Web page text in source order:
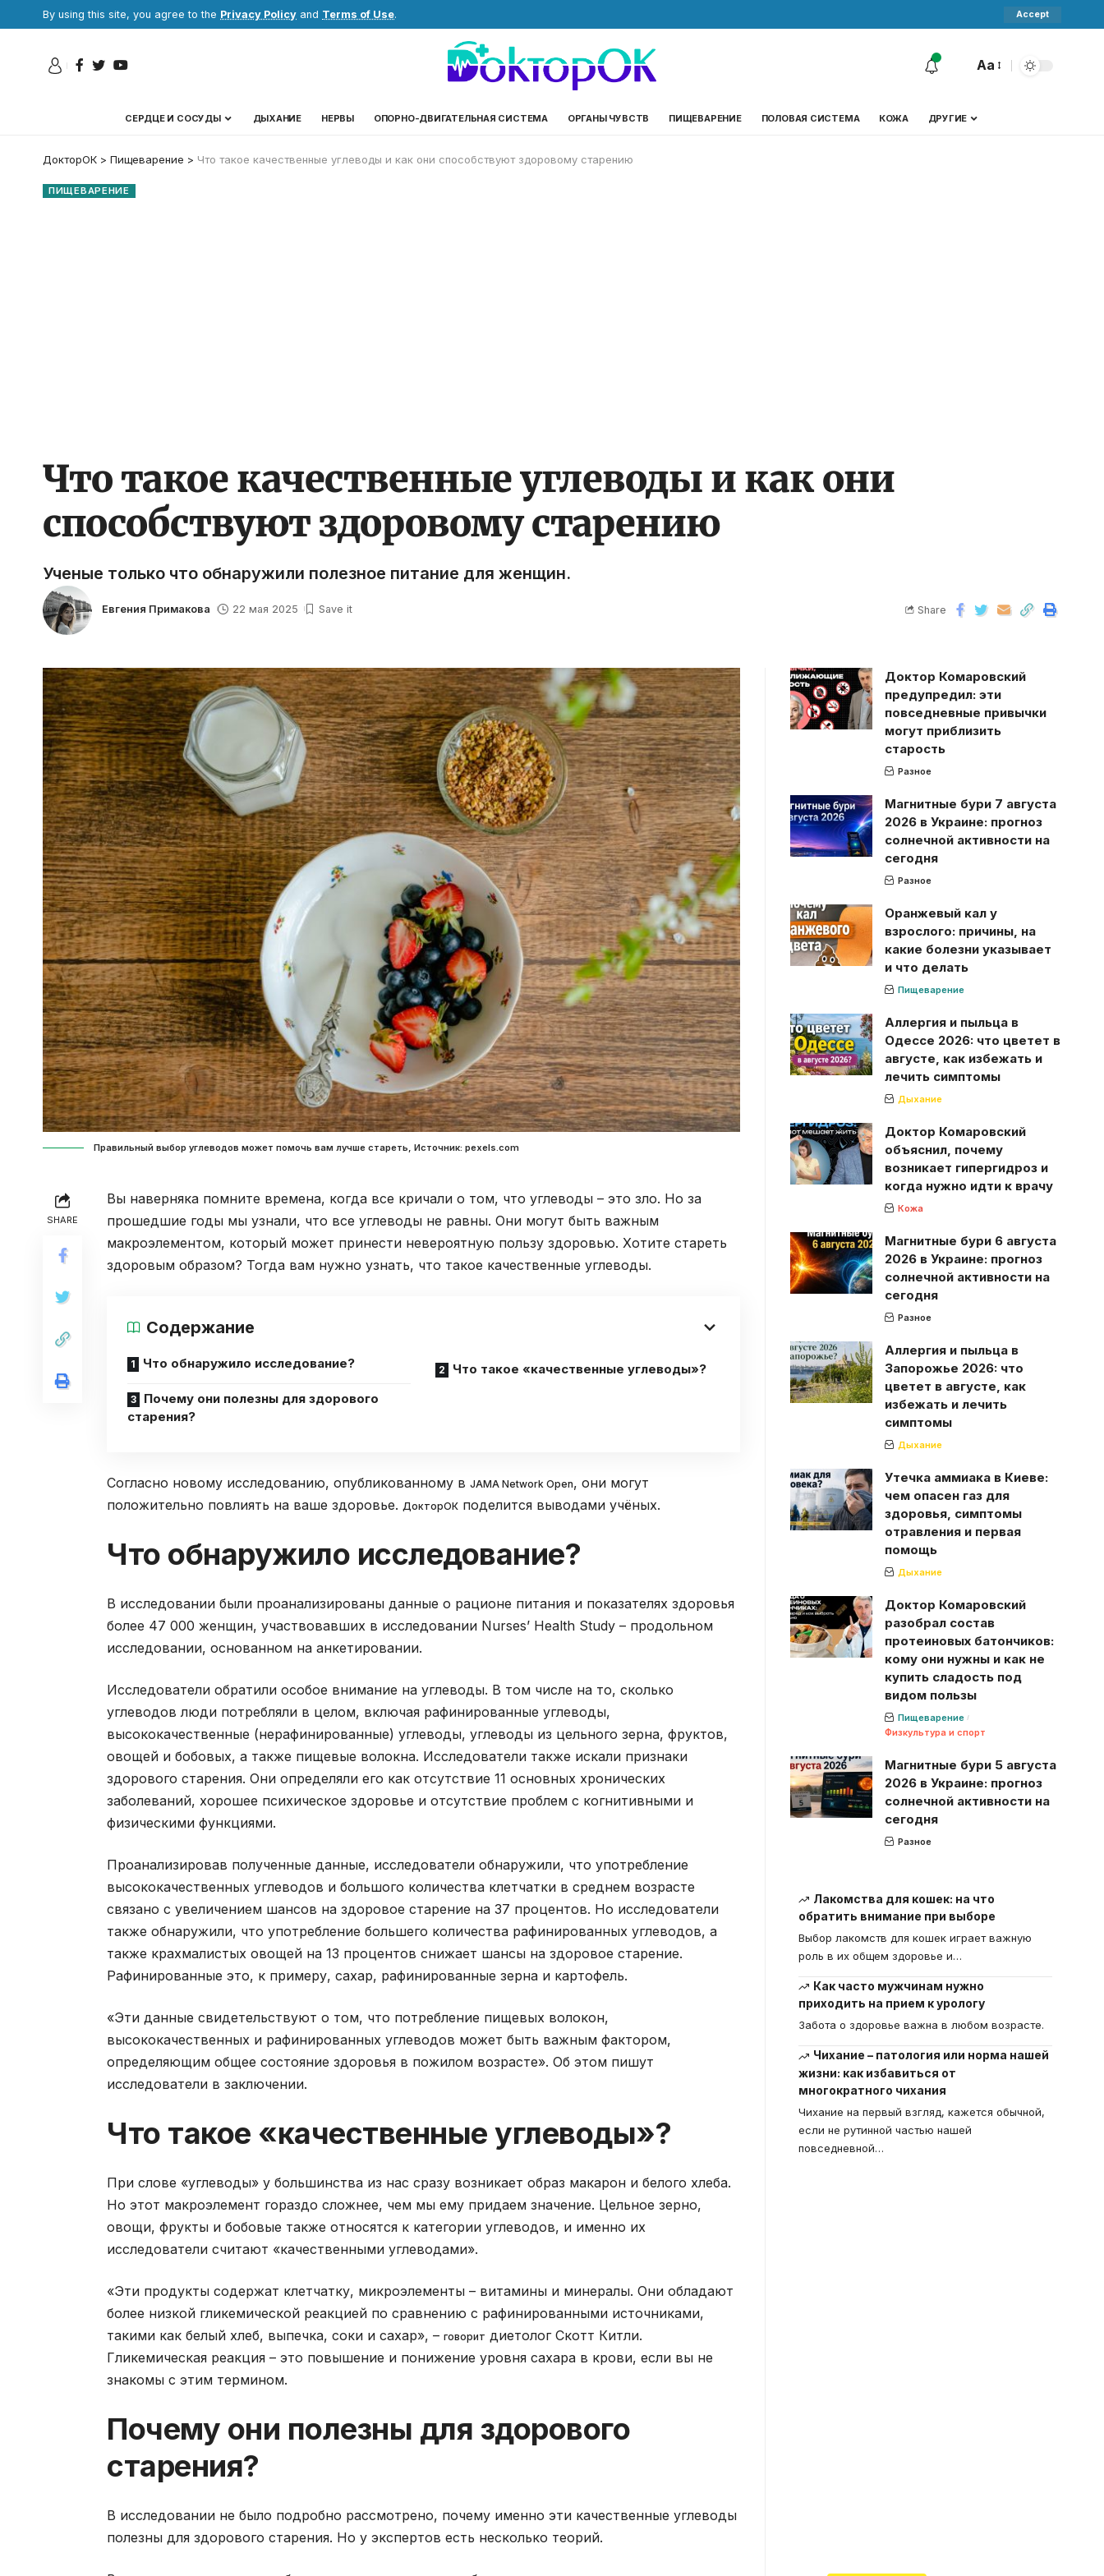
By using this site, you agree to the Privacy Policy and Terms of Use. Accept
Aa
СЕРДЦЕ И СОСУДЫ ДЫХАНИЕ НЕРВЫ ОПОРНО-ДВИГАТЕЛЬНАЯ СИСТЕМА ОРГАНЫ ЧУВСТВ ПИЩЕВАРЕНИЕ ПОЛОВАЯ СИСТЕМА КОЖА ДРУГИЕ
ДокторОК > Пищеварение > Что такое качественные углеводы и как они способствуют здоровому старению
ПИЩЕВАРЕНИЕ
Что такое качественные углеводы и как они
способствуют здоровому старению
Ученые только что обнаружили полезное питание для женщин.
Евгения Примакова 22 мая 2025 Share
Правильный выбор углеводов может помочь вам лучше стареть, Источник: pexels.com
SHARE
Вы наверняка помните времена, когда все кричали о том, что углеводы – это зло. Но за
прошедшие годы мы узнали, что все углеводы не равны. Они могут быть важным
макроэлементом, который может принести невероятную пользу здоровью. Хотите стареть
здоровым образом? Тогда вам нужно узнать, что такое качественные углеводы.
Содержание
Что обнаружило исследование?
Что такое «качественные углеводы»?
Почему они полезны для здорового
старения?
Согласно новому исследованию, опубликованному в JAMA Network Open, они могут
положительно повлиять на ваше здоровье. ДокторОК поделится выводами учёных.
Что обнаружило исследование?
В исследовании были проанализированы данные о рационе питания и показателях здоровья
более 47 000 женщин, участвовавших в исследовании Nurses’ Health Study – продольном
исследовании, основанном на анкетировании.
Исследователи обратили особое внимание на углеводы. В том числе на то, сколько
углеводов люди потребляли в целом, включая рафинированные углеводы,
высококачественные (нерафинированные) углеводы, углеводы из цельного зерна, фруктов,
овощей и бобовых, а также пищевые волокна. Исследователи также искали признаки
здорового старения. Они определяли его как отсутствие 11 основных хронических
заболеваний, хорошее психическое здоровье и отсутствие проблем с когнитивными и
физическими функциями.
Проанализировав полученные данные, исследователи обнаружили, что употребление
высококачественных углеводов и большого количества клетчатки в среднем возрасте
связано с увеличением шансов на здоровое старение на 37 процентов. Но исследователи
также обнаружили, что употребление большего количества рафинированных углеводов, а
также крахмалистых овощей на 13 процентов снижает шансы на здоровое старение.
Рафинированные это, к примеру, сахар, рафинированные зерна и картофель.
«Эти данные свидетельствуют о том, что потребление пищевых волокон,
высококачественных и рафинированных углеводов может быть важным фактором,
определяющим общее состояние здоровья в пожилом возрасте». Об этом пишут
исследователи в заключении.
Что такое «качественные углеводы»?
При слове «углеводы» у большинства из нас сразу возникает образ макарон и белого хлеба.
Но этот макроэлемент гораздо сложнее, чем мы ему придаем значение. Цельное зерно,
овощи, фрукты и бобовые также относятся к категории углеводов, и именно их
исследователи считают «качественными углеводами».
«Эти продукты содержат клетчатку, микроэлементы – витамины и минералы. Они обладают
более низкой гликемической реакцией по сравнению с рафинированными источниками,
такими как белый хлеб, выпечка, соки и сахар», – говорит диетолог Скотт Китли.
Гликемическая реакция – это повышение и понижение уровня сахара в крови, если вы не
знакомы с этим термином.
Почему они полезны для здорового
старения?
В исследовании не было подробно рассмотрено, почему именно эти качественные углеводы
полезны для здорового старения. Но у экспертов есть несколько теорий.
Доктор Комаровский
предупредил: эти
повседневные привычки
могут приблизить
старость
Разное
Магнитные бури 7 августа
2026 в Украине: прогноз
солнечной активности на
сегодня
Разное
Оранжевый кал у
взрослого: причины, на
какие болезни указывает
и что делать
Пищеварение
Аллергия и пыльца в
Одессе 2026: что цветет в
августе, как избежать и
лечить симптомы
Дыхание
Доктор Комаровский
объяснил, почему
возникает гипергидроз и
когда нужно идти к врачу
Кожа
Магнитные бури 6 августа
2026 в Украине: прогноз
солнечной активности на
сегодня
Разное
Аллергия и пыльца в
Запорожье 2026: что
цветет в августе, как
избежать и лечить
симптомы
Дыхание
Утечка аммиака в Киеве:
чем опасен газ для
здоровья, симптомы
отравления и первая
помощь
Дыхание
Доктор Комаровский
разобрал состав
протеиновых батончиков:
кому они нужны и как не
купить сладость под
видом пользы
Пищеварение
Физкультура и спорт
Магнитные бури 5 августа
2026 в Украине: прогноз
солнечной активности на
сегодня
Разное
Лакомства для кошек: на что
обратить внимание при выборе
Выбор лакомств для кошек играет важную
роль в их общем здоровье и…
Как часто мужчинам нужно
приходить на прием к урологу
Забота о здоровье важна в любом возрасте.
Чихание – патология или норма нашей
жизни: как избавиться от
многократного чихания
Чихание на первый взгляд, кажется обычной,
если не рутинной частью нашей
повседневной…